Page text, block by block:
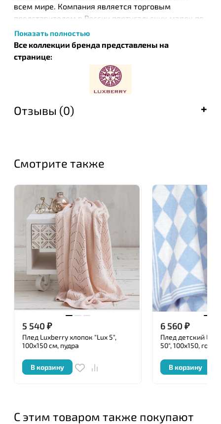
всем мире. Компания является торговым
представителем в России португальских марок по
производству текстиля для дома -
стиль которых совпадает со стилем ТМ Luxberry.
Показать полностью
Все коллекции бренда представлены на
странице:
Отзывы (0)
Смотрите также
5 540₽
Плед Luxberry хлопок "Lux 5",
100x150 см, пудра
В корзину
6 560₽
Плед детский
50", 100х150,
В корзину
С этим товаром также покупают